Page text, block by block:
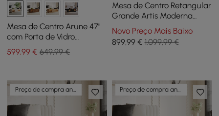
Mesa de Centro Arune 47"
com Porta de Vidro
Arqueada e LED
599,99 € 649,99 €
Mesa de Centro Retangular
Grande Artis Moderna
Bege com Gavetas, Pedra
Sinterizada, Base Dourada
Novo Preço Mais Baixo
899,99€ 1.099,99 €
Preço de compra antecipada Preço de compra antecipada